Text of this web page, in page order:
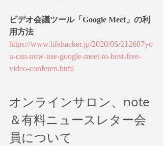
ビデオ会議ツール「Google Meet」の利
用方法
https://www.lifehacker.jp/2020/05/212607yo
u-can-now-use-google-meet-to-host-free-
video-conferen.html
オンラインサロン、note
＆有料ニュースレター会
員について